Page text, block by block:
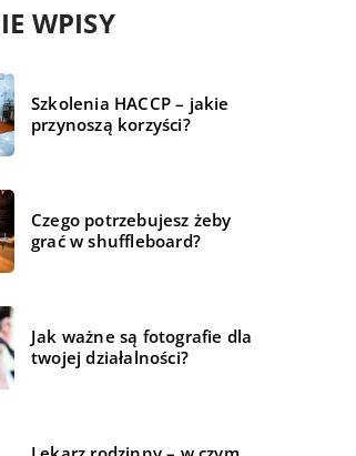
WPISY
Szkolenia HACCP – jakie
przynoszą korzyści?
Czego potrzebujesz żeby
grać w shuffleboard?
Jak ważne są fotografie dla
twojej działalności?